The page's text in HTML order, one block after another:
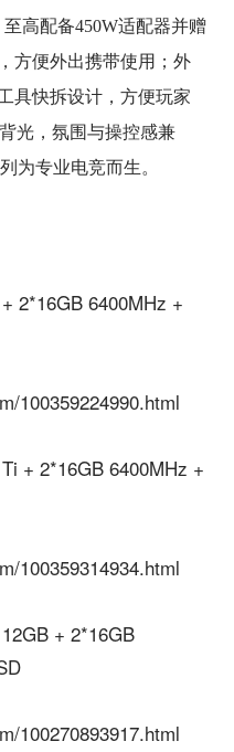
高配备450W适配器并赠
方便外出携带使用；外
具快拆设计，方便玩家
光，氛围与操控感兼
为专业电竞而生。
2*16GB 6400MHz +
100359224990.html
+ 2*16GB 6400MHz +
100359314934.html
+ 2*16GB
100270893917.html